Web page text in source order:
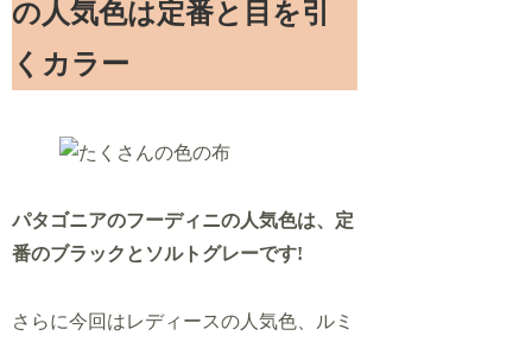
の人気色は定番と目を引
くカラー
パタゴニアのフーディニの人気色は、定
番のブラックとソルトグレーです!
さらに今回はレディースの人気色、ルミ